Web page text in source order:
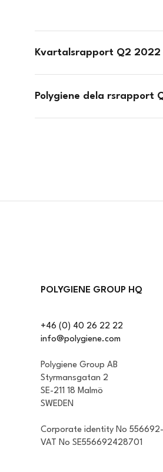
Kvartalsrapport Q2 2022
Polygiene dela rsrapport
POLYGIENE GROUP HQ
+46 (0) 40 26 22 22
info@polygiene.com
Polygiene Group AB
Styrmansgatan 2
SE-211 18 Malmö
SWEDEN
Corporate identity No
VAT No SE556692428701